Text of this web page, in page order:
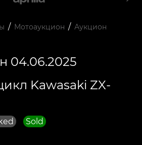
/ Мотоаукцион / Аукцион
04.06.2025
Kawasaki ZX-
Sold